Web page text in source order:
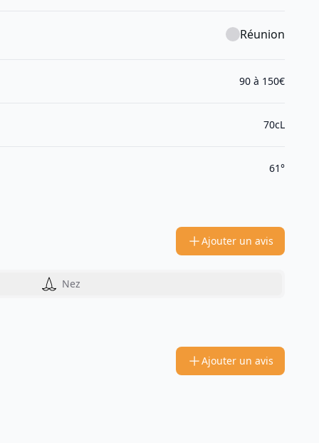
Réunion
90 à 150€
70cL
61°
Ajouter un avis
Nez
Ajouter un avis